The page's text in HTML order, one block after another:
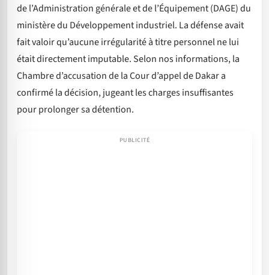
de l’Administration générale et de l’Équipement (DAGE) du
ministère du Développement industriel. La défense avait
fait valoir qu’aucune irrégularité à titre personnel ne lui
était directement imputable. Selon nos informations, la
Chambre d’accusation de la Cour d’appel de Dakar a
confirmé la décision, jugeant les charges insuffisantes
pour prolonger sa détention.